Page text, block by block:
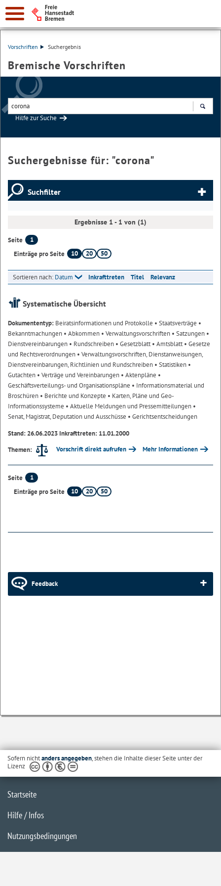
Vorschriften Suchergebnis
Bremische Vorschriften
Hilfe zur Suche
Suchergebnisse für: "corona"
Suchfilter
Ergebnisse 1 - 1 von (1)
Seite
1
Einträge pro Seite
10 20 50
Sortieren nach: Datum Inkrafttreten Titel Relevanz
Systematische Übersicht
Dokumententyp: Beiratsinformationen und Protokolle • Staatsverträge •
Bekanntmachungen • Abkommen • Verwaltungsvorschriften • Satzungen •
Dienstvereinbarungen • Rundschreiben • Gesetzblatt• Amtsblatt• Gesetze
und Rechtsverordnungen • Verwaltungsvorschriften, Dienstanweisungen,
Dienstvereinbarungen, Richtlinien und Rundschreiben • Statistiken •
Gutachten • Verträge und Vereinbarungen • Aktenpläne •
Geschäftsverteilungs- und Organisationspläne • Informationsmaterial und
Broschüren • Berichte und Konzepte • Karten, Pläne und Geo-
Informationssysteme • Aktuelle Meldungen und Pressemitteilungen •
Senat, Magistrat, Deputation und Ausschüsse • Gerichtsentscheidungen
Stand: 26.06.2023 Inkrafttreten: 11.01.2000
Themen:
Vorschrift direkt aufrufen Mehr Informationen
Seite
1
Einträge pro Seite
10 20 50
Feedback
Sofern nichtanders angegeben, stehen die Inhalte dieser Seite unter der
Lizenz
Startseite
Hilfe / Infos
Nutzungsbedingungen